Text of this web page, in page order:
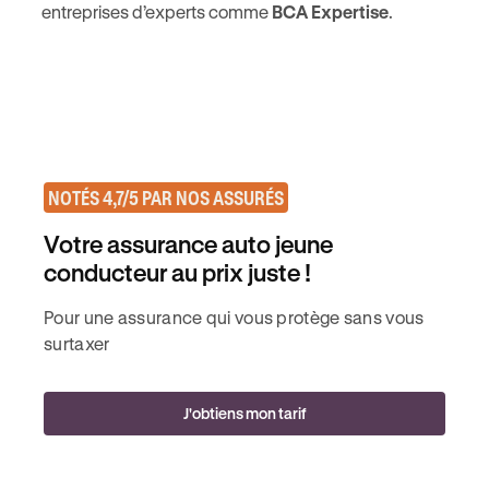
entreprises d’experts comme BCA Expertise.
NOTÉS 4,7/5 PAR NOS ASSURÉS
Votre assurance auto jeune
conducteur au prix juste !
Pour une assurance qui vous protège sans vous
surtaxer
J'obtiens mon tarif